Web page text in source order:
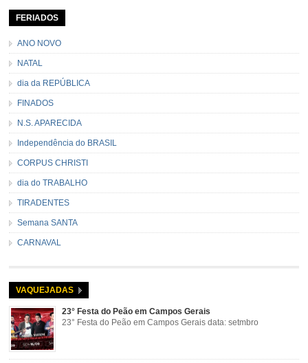
FERIADOS
ANO NOVO
NATAL
dia da REPÚBLICA
FINADOS
N.S. APARECIDA
Independência do BRASIL
CORPUS CHRISTI
dia do TRABALHO
TIRADENTES
Semana SANTA
CARNAVAL
VAQUEJADAS
23° Festa do Peão em Campos Gerais
23° Festa do Peão em Campos Gerais data: setmbro